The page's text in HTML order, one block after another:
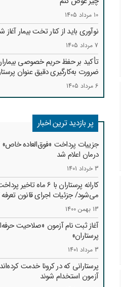
10 مرداد 1405
نوآوری باید از کنار تخت بیمار آغاز
7 مرداد 1405
تأکید بر حفظ حریم خصوصی
ضرورت به‌کارگیری دقیق عنوان
6 مرداد 1405
پر بازدید ترین اخبار
جزییات پرداخت «فوق‌العاده خاص»
درمان اعلام شد
3 خرداد 1401
کارانه‌ پرستاران با 6 ماه تاخیر
می‌شود/ جزئیات اجرای قانون
13 بهمن 1400
آغاز ثبت نام آزمون «صلاحیت
پرستاران»
3 مرداد 1401
پرستارانی که در کرونا خدمت
آزمون استخدام شوند